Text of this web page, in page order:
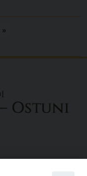
»